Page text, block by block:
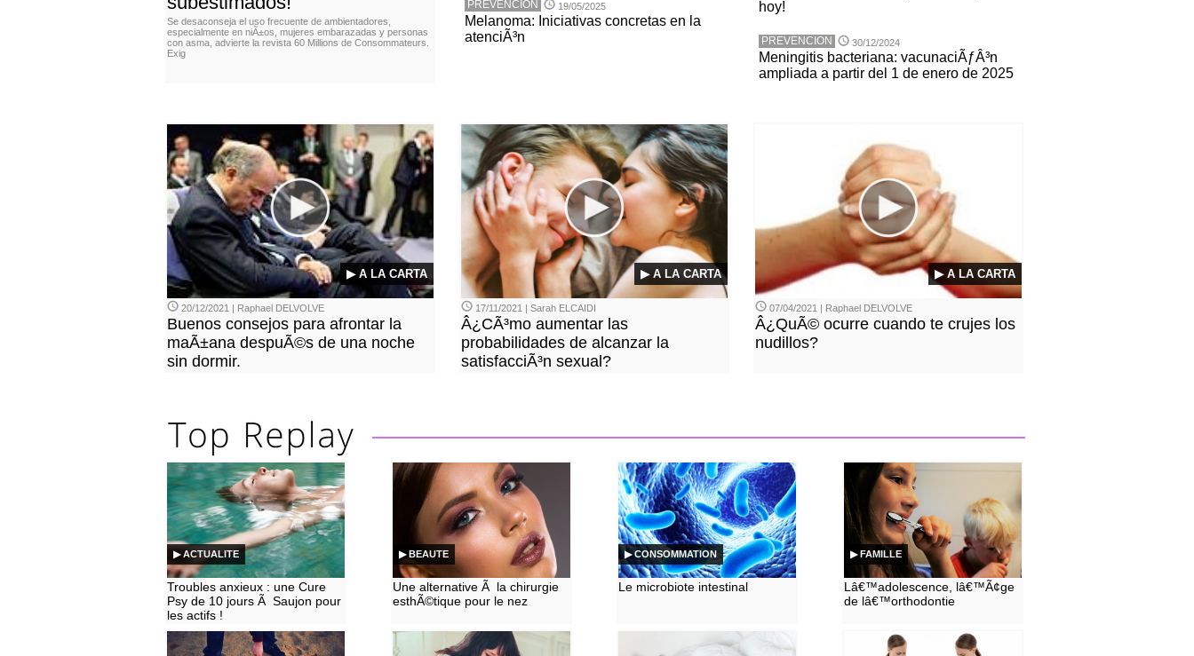
Se desaconseja el uso frecuente de ambientadores,
especialmente en niÃ±os, mujeres embarazadas y personas
con asma, advierte la revista 60 Millions de Consommateurs.
Exig
PREVENCION 19/05/2025
Melanoma: Iniciativas concretas en la
atenciÃ³n
hoy!
PREVENCION 30/12/2024
Meningitis bacteriana: vacunaciÃƒÂ³n
ampliada a partir del 1 de enero de 2025
▶ A LA CARTA
20/12/2021 | Raphael DELVOLVE
Buenos consejos para afrontar la
maÃ±ana despuÃ©s de una noche
sin dormir.
▶ A LA CARTA
17/11/2021 | Sarah ELCAIDI
Â¿CÃ³mo aumentar las
probabilidades de alcanzar la
satisfacciÃ³n sexual?
▶ A LA CARTA
07/04/2021 | Raphael DELVOLVE
Â¿QuÃ© ocurre cuando te crujes los
nudillos?
▶ ACTUALITE
Troubles anxieux : une Cure
Psy de 10 jours Ã Saujon pour
les actifs !
▶ BEAUTE
Une alternative Ã la chirurgie
esthÃ©tique pour le nez
▶ CONSOMMATION
Le microbiote intestinal
▶ FAMILLE
Lâ€™adolescence, lâ€™Ã¢ge
de lâ€™orthodontie